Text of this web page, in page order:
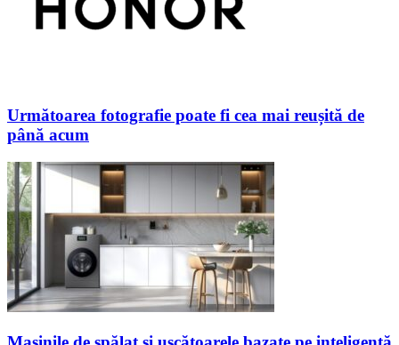
Următoarea fotografie poate fi cea mai reușită de
până acum